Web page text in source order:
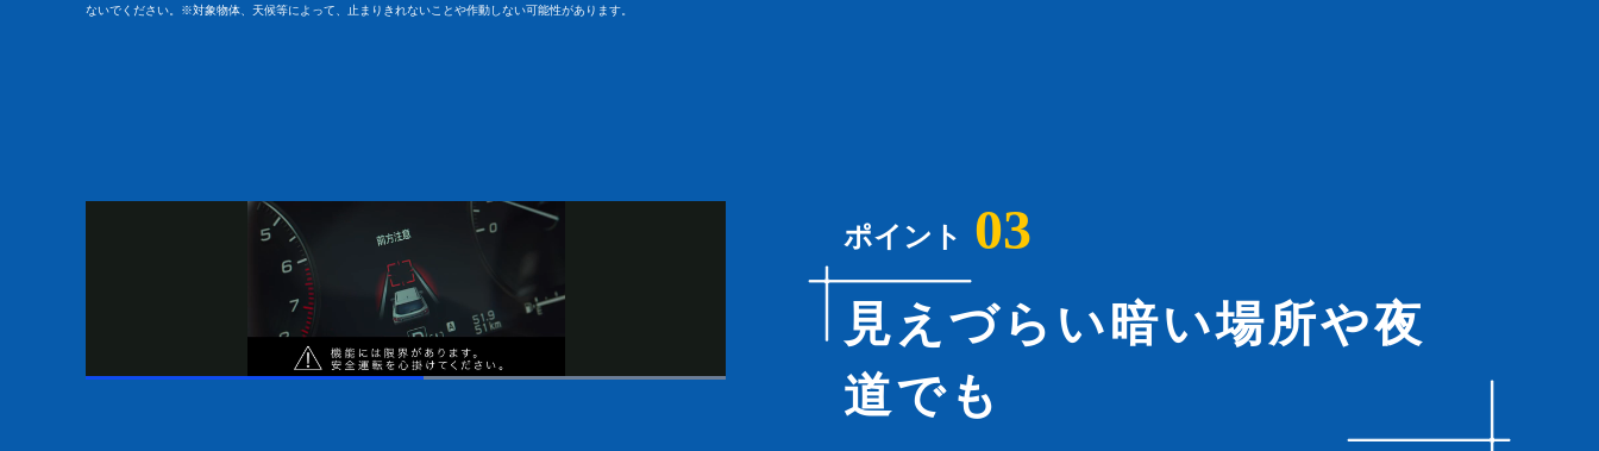
ないでください。※対象物体、天候等によって、止まりきれないことや作動しない可能性があります。
ポイント 03
見えづらい暗い場所や夜
道でも